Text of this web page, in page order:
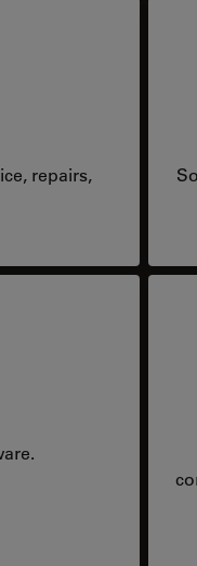
repairs,